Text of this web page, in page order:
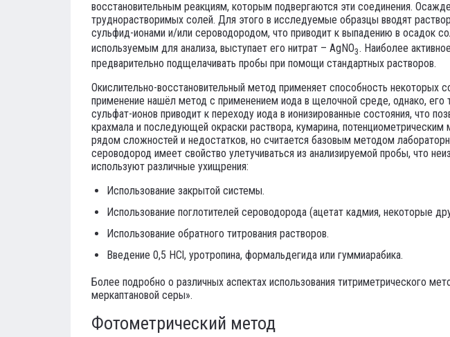
восстановительным реакциям, которым подвергаются эти соединения.
труднорастворимых солей. Для этого в исследуемые образцы вводят
сульфид-ионами и/или сероводородом, что приводит к выпадению в осадок
используемым для анализа, выступает его нитрат – AgNO3. Наиболее
предварительно подщелачивать пробы при помощи стандартных растворов.
Окислительно-восстановительный метод применяет способность
применение нашёл метод с применением иода в щелочной среде, однако, его
сульфат-ионов приводит к переходу иода в ионизированные состояния, что
крахмала и последующей окраски раствора, кумарина,
рядом сложностей и недостатков, но считается базовым методом
сероводород имеет свойство улетучиваться из анализируемой пробы, что
используют различные ухищрения:
Использование закрытой системы.
Использование поглотителей сероводорода (ацетат кадмия, некоторые
Использование обратного титрования растворов.
Введение 0,5 HCl, уротропина, формальдегида или гуммиарабика.
Более подробно о различных аспектах использования титриметрического
меркаптановой серы».
Фотометрический метод